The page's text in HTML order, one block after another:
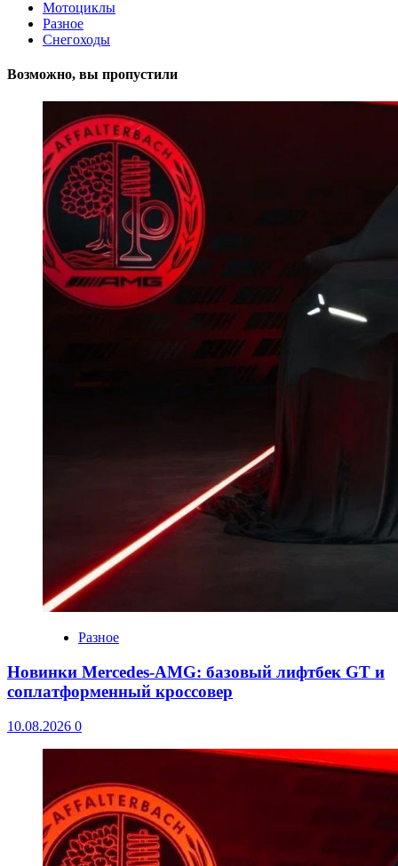
Мотоциклы
Разное
Снегоходы
Возможно, вы пропустили
Разное
Новинки Mercedes-AMG: базовый лифтбек GT и
соплатформенный кроссовер
10.08.2026 0